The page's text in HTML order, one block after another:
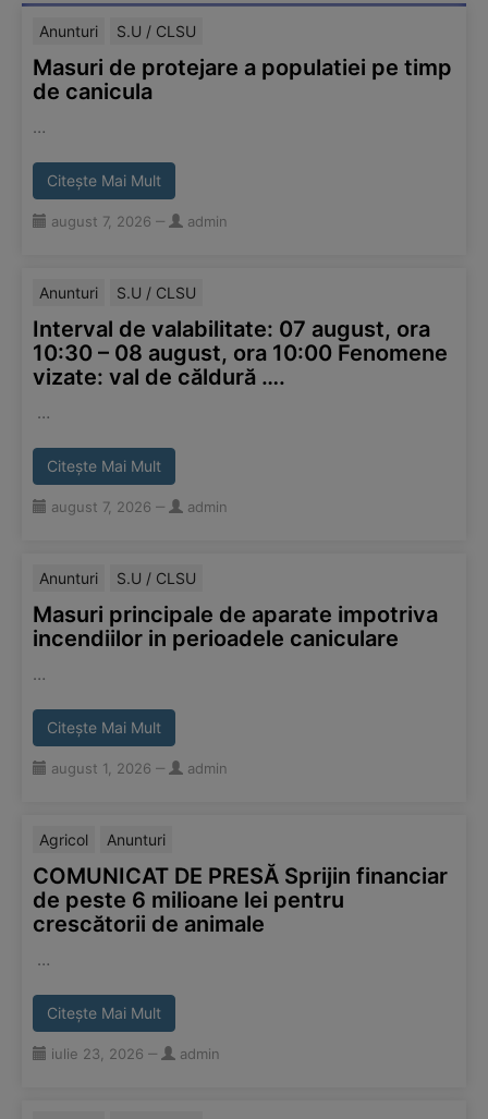
Anunturi S.U / CLSU
Masuri de protejare a populatiei pe timp
de canicula
…
Citește Mai Mult
august 7, 2026 ‒ admin
Anunturi S.U / CLSU
Interval de valabilitate: 07 august, ora
10:30 – 08 august, ora 10:00 Fenomene
vizate: val de căldură ….
…
Citește Mai Mult
august 7, 2026 ‒ admin
Anunturi S.U / CLSU
Masuri principale de aparate impotriva
incendiilor in perioadele caniculare
…
Citește Mai Mult
august 1, 2026 ‒ admin
Agricol Anunturi
COMUNICAT DE PRESĂ Sprijin financiar
de peste 6 milioane lei pentru
crescătorii de animale
…
Citește Mai Mult
iulie 23, 2026 ‒ admin